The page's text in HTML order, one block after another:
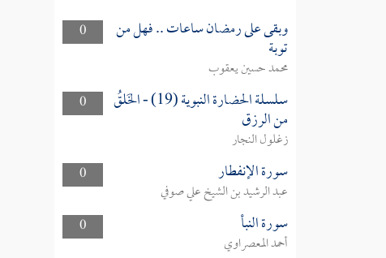
0 وبقى على رمضان ساعات .. فهل من
توبة
محمد حسين يعقوب
0
سلسلة الحضارة النبوية (19) - الخَلقُ
من الرزق
زغلول النجار
0
سورة الإنفطار
عبد الرشيد بن الشيخ علي صوفي
0
سورة النبأ
أحمد المعصراوي